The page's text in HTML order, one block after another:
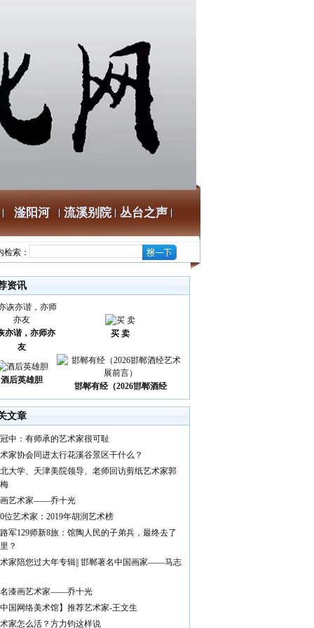
滏阳河 流溪别院 丛台之声
检索：
资讯
亦谐，亦师亦
友
买 卖
酒后英雄胆
邯郸有经（2026邯郸酒经
文章
中：有师承的艺术家很可耻
家协会同进太行花溪谷景区干什么？
大学、天津美院领导、老师回访剪纸艺术家郭
艺术家——乔十光
位艺术家：2019年胡润艺术榜
军129师新8旅：馆陶人民的子弟兵，最终去了
？
家陪您过大年专辑|| 邯郸著名中国画家——马志
漆画艺术家——乔十光
中国网络美术馆】推荐艺术家-王文生
家怎么活？方力钧这样说